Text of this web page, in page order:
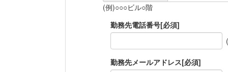
(例)○○○ビル○階
勤務先電話番号[必須]
勤務先メールアドレス[必須]